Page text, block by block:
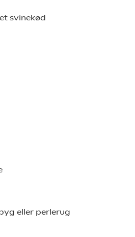
svinekød
eller perlerug